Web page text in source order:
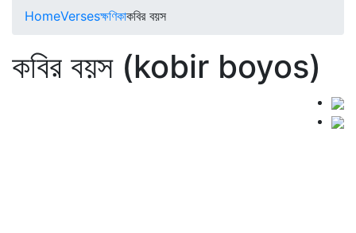
HomeVersesক্ষণিকাকবির বয়স
কবির বয়স (kobir boyos)